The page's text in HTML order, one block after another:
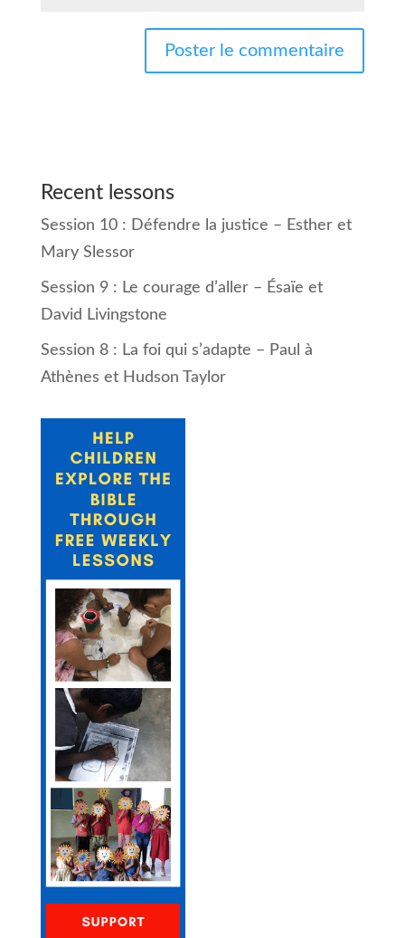
Recent lessons
Session 10 : Défendre la justice – Esther et
Mary Slessor
Session 9 : Le courage d’aller – Ésaïe et
David Livingstone
Session 8 : La foi qui s’adapte – Paul à
Athènes et Hudson Taylor